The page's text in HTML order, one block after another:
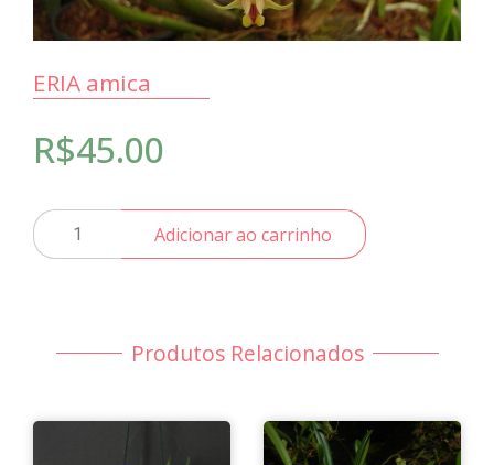
ERIA amica
R$45.00
ERIA
amica
Adicionar ao carrinho
Produtos Relacionados